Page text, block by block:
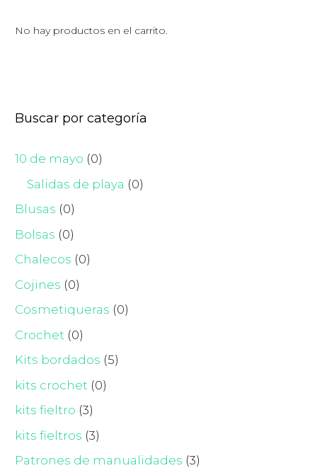
No hay productos en el carrito.
Buscar por categoría
10 de mayo (0)
Salidas de playa (0)
Blusas (0)
Bolsas (0)
Chalecos (0)
Cojines (0)
Cosmetiqueras (0)
Crochet (0)
Kits bordados (5)
kits crochet (0)
kits fieltro (3)
kits fieltros (3)
Patrones de manualidades (3)